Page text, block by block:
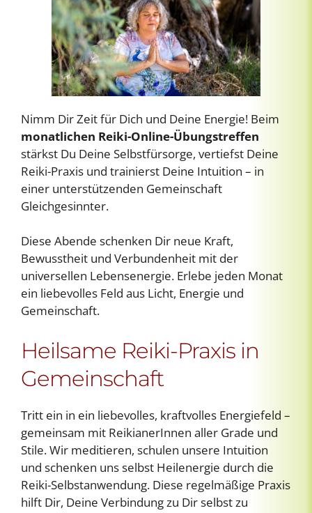
Nimm Dir Zeit für Dich und Deine Energie! Beim
monatlichen Reiki-Online-Übungstreffen
stärkst Du Deine Selbstfürsorge, vertiefst Deine
Reiki-Praxis und trainierst Deine Intuition – in
einer unterstützenden Gemeinschaft
Gleichgesinnter.
Diese Abende schenken Dir neue Kraft,
Bewusstheit und Verbundenheit mit der
universellen Lebensenergie. Erlebe jeden Monat
ein liebevolles Feld aus Licht, Energie und
Gemeinschaft.
Heilsame Reiki-Praxis in
Gemeinschaft
Tritt ein in ein liebevolles, kraftvolles Energiefeld –
gemeinsam mit ReikianerInnen aller Grade und
Stile. Wir meditieren, schulen unsere Intuition
und schenken uns selbst Heilenergie durch die
Reiki-Selbstanwendung. Diese regelmäßige Praxis
hilft Dir, Deine Verbindung zu Dir selbst zu